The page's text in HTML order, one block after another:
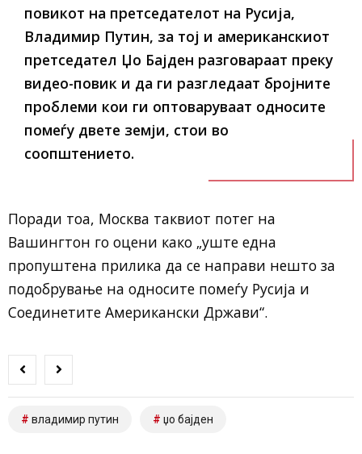
повикот на претседателот на Русија,
Владимир Путин, за тој и американскиот
претседател Џо Бајден разговараат преку
видео-повик и да ги разгледаат бројните
проблеми кои ги оптоваруваат односите
помеѓу двете земји, стои во
соопштението.
Поради тоа, Москва таквиот потег на
Вашингтон го оцени како „уште една
пропуштена прилика да се направи нешто за
подобрување на односите помеѓу Русија и
Соединетите Американски Држави“.
владимир путин џо бајден